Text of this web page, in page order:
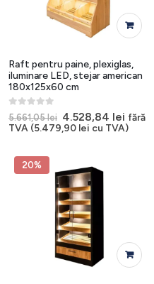
Raft pentru paine, plexiglas,
iluminare LED, stejar american
180x125x60 cm
0 out of 5
5.661,05lei Prețul
inițial
a
4.528,84 leiPrețul
curent
fără
TVA (5.479,90 lei cu TVA)
20%